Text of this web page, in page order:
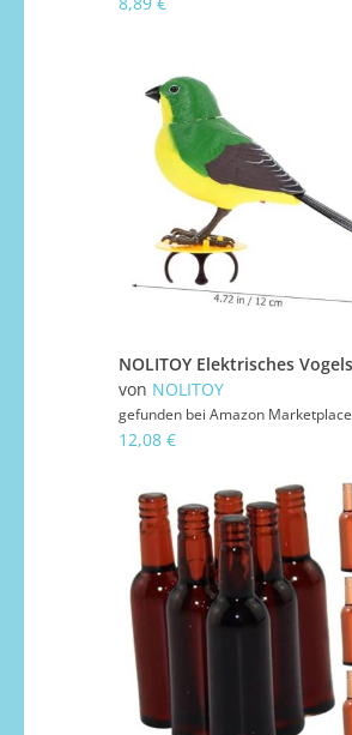
von NOLITOY
gefunden bei Amazon Marketplace
12,08 €